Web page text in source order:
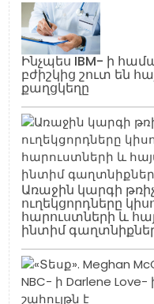
Ինչպես IBM- ի
բժիշկից շուտ են
քաղցկեղը
Առաջին կարգի
ուղեկցորդները
հարուստների և
ինտիմ